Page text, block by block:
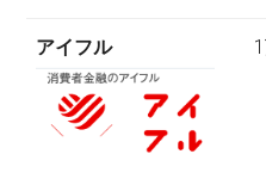
アイフル